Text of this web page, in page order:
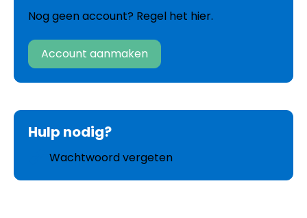
Nog geen account? Regel het hier.
Account aanmaken
Hulp nodig?
Wachtwoord vergeten